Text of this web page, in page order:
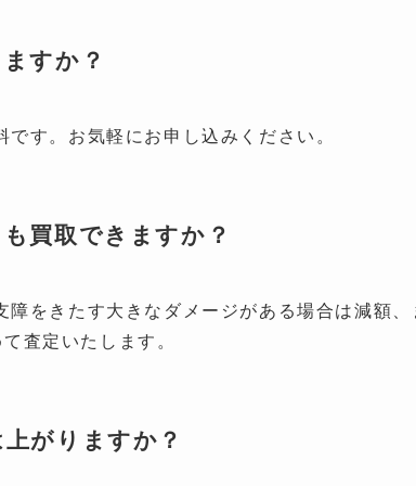
すか？
す。お気軽にお申し込みください。
買取できますか？
をきたす大きなダメージがある場合は減額
査定いたします。
がりますか？